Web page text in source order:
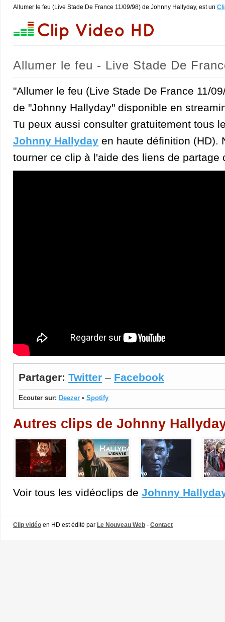
Allumer le feu (Live Stade De France 11/09/98) de Johnny Hallyday, est un
Allumer le feu - Live Stade De
"Allumer le feu (Live Stade De France 11/
de "Johnny Hallyday" disponible en
Tu peux aussi consulter gratuitement tous
Johnny Hallyday en haute définition (HD).
tourner ce clip à l'aide des liens de partage
Partager: Twitter – Facebook
Ecouter sur: Deezer • Spotify
Autres clips de Johnny
Voir tous les vidéoclips de Johnny
Clip vidéo en HD est édité par Le Nouveau Web - Contact